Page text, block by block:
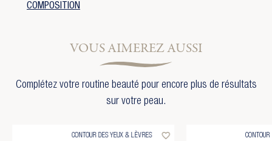
COMPOSITION
VOUS AIMEREZ AUSSI
Complétez votre routine beauté pour encore plus de résultats
sur votre peau.
CONTOUR DES YEUX & LÈVRES favorite_border